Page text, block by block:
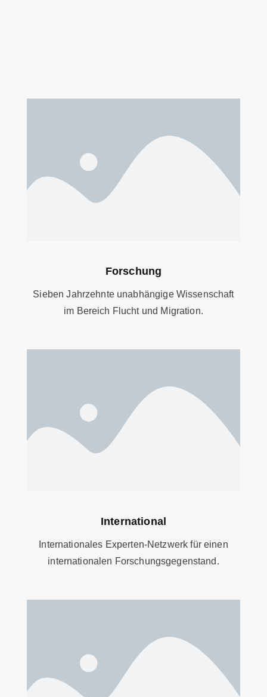
Forschung
Sieben Jahrzehnte unabhängige Wissenschaft
im Bereich Flucht und Migration.
International
Internationales Experten-Netzwerk für einen
internationalen Forschungsgegenstand.